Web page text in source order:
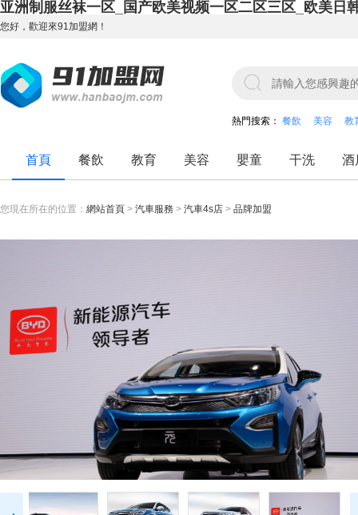
亚洲制服丝袜一区_国产欧美视频一区二区三区_欧美日
您好，歡迎來91加盟網！
熱門搜索： 餐飲 美容 教
首頁 餐飲 教育 美容 嬰童 干洗 酒
您現在所在的位置： 網站首頁 > 汽車服務 > 汽車4s店 > 品牌加盟